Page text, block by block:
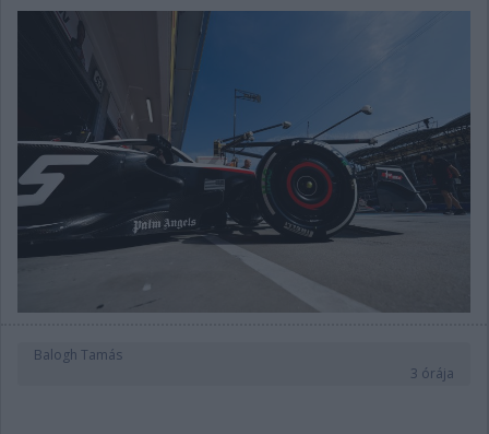
Balogh Tamás
3 órája